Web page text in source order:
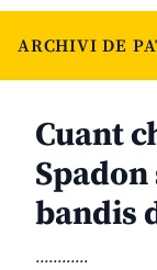
ARCHIVI DE
Cuant
bandis
............